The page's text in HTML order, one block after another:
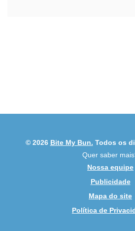
© 2026 Bite My Bun. Todos os
Quer saber
Nossa equipe
Publicidade
Mapa do site
Política de